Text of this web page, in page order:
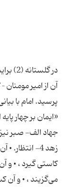
در
آن از امیر مومنان
پرسید. امام با
«ایمان بر چهار
زهد 4-
كاستى گیرد ، • و
مى‌گزیند ، • و آن